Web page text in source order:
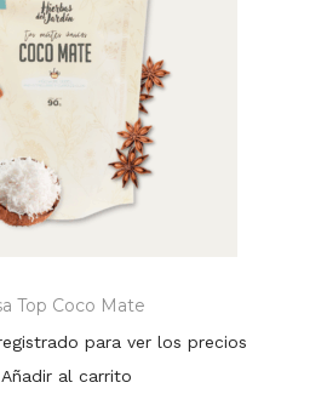
Top Coco Mate
para ver los precios
Añadir al carrito